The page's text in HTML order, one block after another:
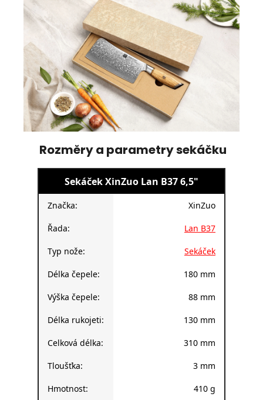
Rozměry a parametry sekáčku
Sekáček XinZuo Lan B37 6,5"
Značka: XinZuo
Řada: Lan B37
Typ nože: Sekáček
Délka čepele: 180 mm
Výška čepele: 88 mm
Délka rukojeti: 130 mm
Celková délka: 310 mm
Tloušťka: 3 mm
Hmotnost: 410 g